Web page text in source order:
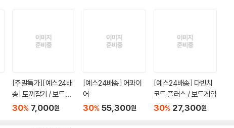
[주말특가][예스24배
송] 토끼잡기 / 보드게
임
30% 7,000원
[예스24배송] 어콰이
어
30% 55,300원
[예스24배송] 다빈치
코드 플러스 / 보드게임
30% 27,300원